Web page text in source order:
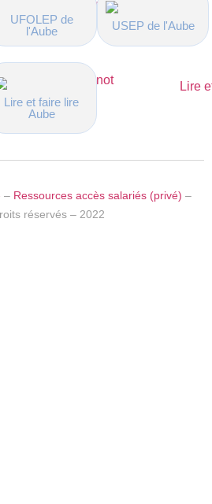
UFOLEP de
l'Aube
USEP de l'Aube
Lire et faire lire
Aube
– Ressources accès salariés (privé) –
réservés – 2022